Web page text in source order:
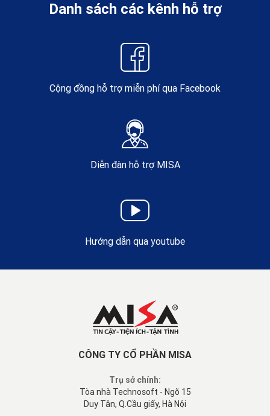
Danh sách các kênh hỗ trợ
Cộng đồng hỗ trợ miễn phí qua Facebook
Diễn đàn hỗ trợ MISA
Hướng dẫn qua youtube
CÔNG TY CỔ PHẦN MISA
Trụ sở chính:
Tòa nhà Technosoft - Ngõ 15
Duy Tân, Q.Cầu giấy, Hà Nội